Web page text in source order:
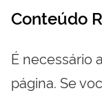
Conteúdo
É necessário
página. Se